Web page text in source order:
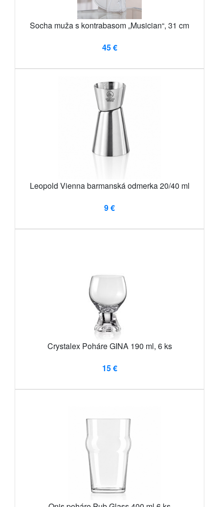
Socha muža s kontrabasom „Musician“, 31 cm
45 €
Leopold Vienna barmanská odmerka 20/40 ml
9 €
Crystalex Poháre GINA 190 ml, 6 ks
15 €